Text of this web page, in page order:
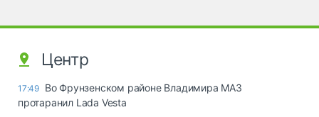
Центр
17:49 Во Фрунзенском районе Владимира МАЗ
протаранил Lada Vesta